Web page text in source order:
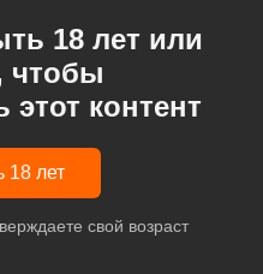
18 лет или
чтобы
этот контент
18 лет
свой возраст